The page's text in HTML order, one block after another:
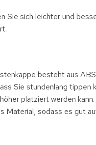
Sie sich leichter und
besteht aus
Sie stundenlang
platziert werden
Material, sodass es gut